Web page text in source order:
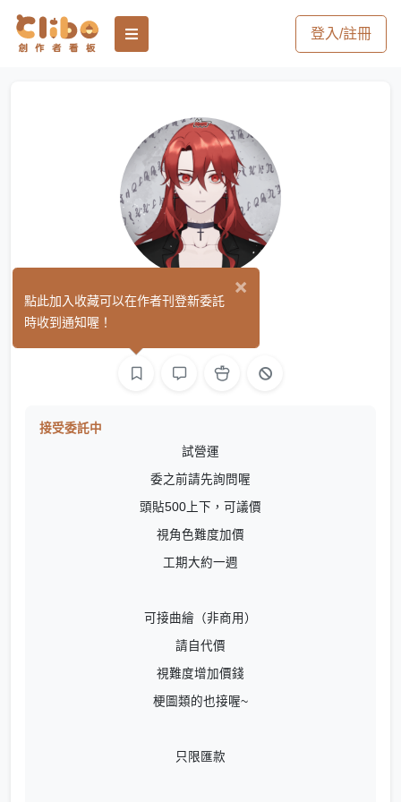
登入/註冊
狂音 (0)
接受委託中
試營運
委之前請先詢問喔
頭貼500上下，可議價
視角色難度加價
工期大約一週
可接曲繪（非商用）
請自代價
視難度增加價錢
梗圖類的也接喔~
只限匯款
×
點此加入收藏可以在作者刊登新委託
時收到通知喔！